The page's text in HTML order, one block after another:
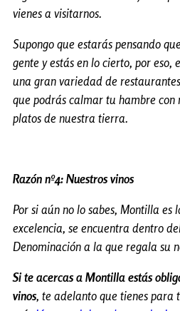
vienes a visitarnos.
Supongo que estarás pensando
gente y estás en lo cierto, por eso,
una gran variedad de
que podrás calmar tu hambre con
platos de nuestra tierra.
Razón nº4: Nuestros vinos
Por si aún no lo sabes, Montilla es
excelencia, se encuentra dentro
Denominación a la que regala su
Si te acercas a Montilla estás
vinos, te adelanto que tienes para